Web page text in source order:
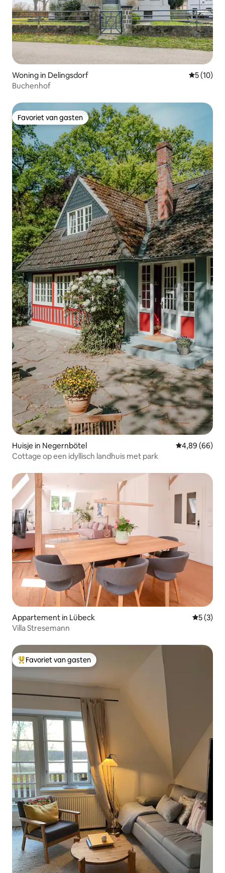
Woning in Delingsdorf
5 (10)
Buchenhof
Favoriet van gasten
Favoriet van gasten
Huisje in Negernbötel Gemiddelde
4,89 (66)
Cottage op een idyllisch landhuis met park
Appartement in Lübeck
5 (3)
Villa Stresemann
Topfavoriet van gasten
Favoriet van gasten